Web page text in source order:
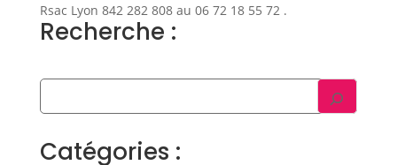
Rsac Lyon 842 282 808 au 06 72 18 55 72 .
Recherche :
Catégories :